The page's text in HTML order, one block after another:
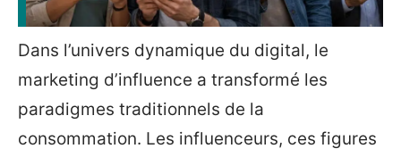
Dans l’univers dynamique du digital, le
marketing d’influence a transformé les
paradigmes traditionnels de la
consommation. Les influenceurs, ces figures